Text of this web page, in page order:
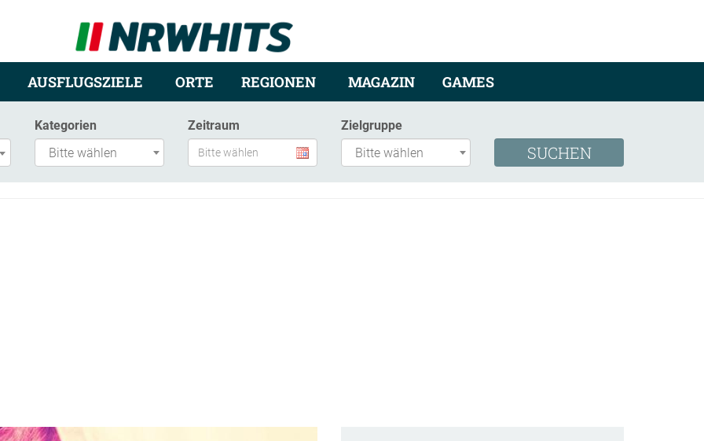
AUSFLUGSZIELE ORTE REGIONEN MAGAZIN GAMES
Kategorien Zeitraum Zielgruppe